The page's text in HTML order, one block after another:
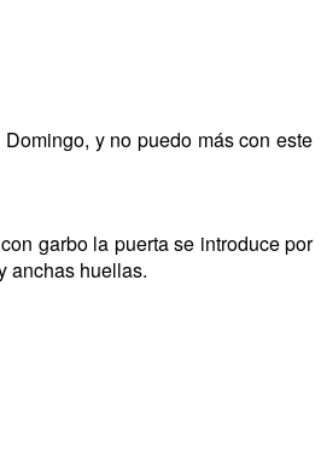
y no puedo más con este
garbo la puerta se introduce por
anchas huellas.